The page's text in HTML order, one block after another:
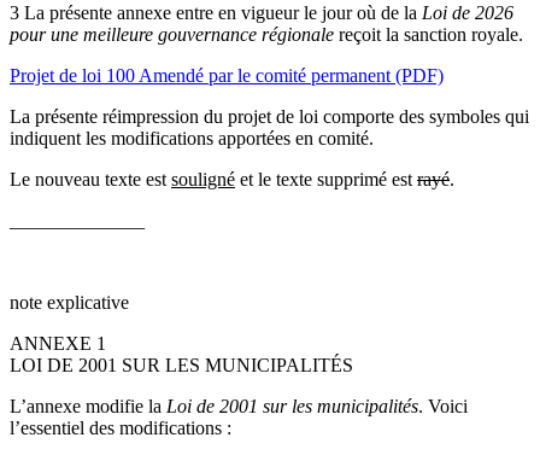
3 La présente annexe entre en vigueur le jour où de la Loi de 2026
pour une meilleure gouvernance régionale reçoit la sanction royale.
Projet de loi 100 Amendé par le comité permanent (PDF)
La présente réimpression du projet de loi comporte des symboles qui
indiquent les modifications apportées en comité.
Le nouveau texte est souligné et le texte supprimé est rayé.
note explicative
ANNEXE 1
LOI DE 2001 SUR LES MUNICIPALITÉS
L’annexe modifie la Loi de 2001 sur les municipalités. Voici
l’essentiel des modifications :